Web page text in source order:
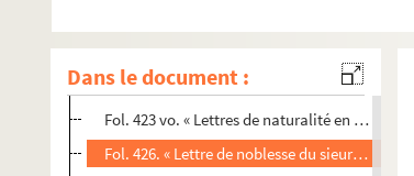
Dans le document :
Fol. 418. « Permission au sieur Michaux
Fol. 420. « Lettres patentes portans que les
Fol. 423 vo. « Lettres de naturalité en faveur
Fol. 426. « Lettre de noblesse du sieur Catherin